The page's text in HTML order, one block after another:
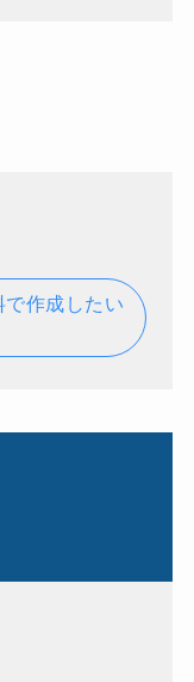
作成したい